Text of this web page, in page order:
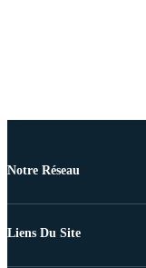
Notre Réseau
Liens Du Site